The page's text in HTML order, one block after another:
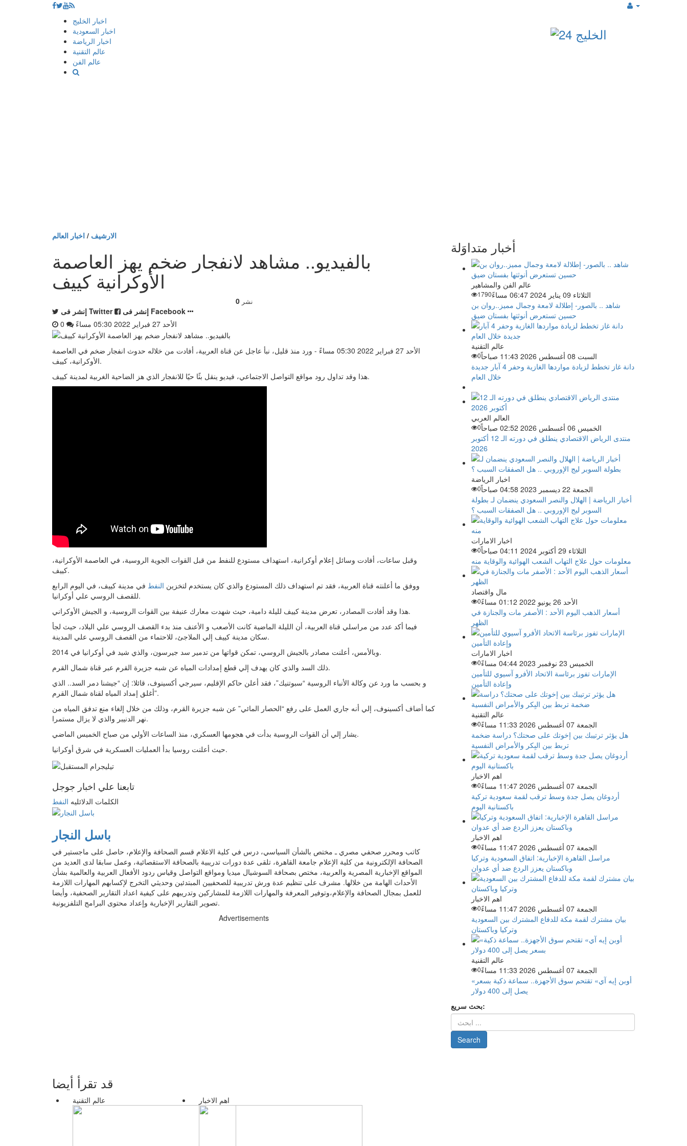
إذهب
المحتوى
اخبار الخليج
اخبار السعودية
اخبار الرياضة
عالم التقنية
عالم الفن
الارشيف / اخبار العالم
بالفيديو.. مشاهد لانفجار ضخم يهز العاصمة
الأوكرانية كييف
0 نشر
إنشر فى Twitter
إنشر فى Facebook
الأحد 27 فبراير 2022 05:30 مساءً
الأحد 27 فبراير 2022 05:30 مساءً - ورد منذ قليل، نبأ عاجل عن قناة العربية، أفادت من خلاله حدوث انفجار ضخم في العاصمة
الأوكرانية، كييف.
هذا وقد تداول رود مواقع التواصل الاجتماعي، فيديو ينقل بثًا حيًا للانفجار الذي هز الضاحية الغربية لمدينة كييف.
وقبل ساعات، أفادت وسائل إعلام أوكرانية، استهداف مستودع للنفط من قبل القوات الجوية الروسية، في العاصمة الأوكرانية،
كييف.
ووفق ما أعلنته قناة العربية، فقد تم استهداف ذلك المستودع والذي كان يستخدم لتخزين النفط في مدينة كييف، في اليوم الرابع
للقصف الروسي علي أوكرانيا.
هذا وقد أفادت المصادر، تعرض مدينة كييف لليلة دامية، حيث شهدت معارك عنيفة بين القوات الروسية، و الجيش الأوكراني.
فيما أكد عدد من مراسلي قناة العربية، أن الليلة الماضية كانت الأصعب و الأعنف منذ بدء القصف الروسي علي البلاد، حيث لجأ
سكان مدينة كييف إلي الملاجئ، للاحتماء من القصف الروسي علي المدينة.
وبالأمس، أعلنت مصادر بالجيش الروسي، تمكن قواتها من تدمير سد جيرسون، والذي شيد في أوكرانيا في 2014.
ذلك السد والذي كان يهدف إلي قطع إمدادات المياه عن شبه جزيرة القرم عبر قناة شمال القرم.
و بحسب ما ورد عن وكالة الأنباء الروسية “سبوتنيك”، فقد أعلن حاكم الإقليم، سيرجي أكسينوف، قائلا: إن “جيشنا دمر السد.. الذي
أغلق إمداد المياه لقناة شمال القرم”.
كما أضاف أكسينوف، إلي أنه جاري العمل على رفع “الحصار المائي” عن شبه جزيرة القرم، وذلك من خلال إلغاء منع تدفق المياه من
نهر الدنيبر والذي لا يزال مستمرا.
يشار إلي أن القوات الروسية بدأت في هجومها العسكري، منذ الساعات الأولي من صباح الخميس الماضي.
حيث أعلنت روسيا بدأ العمليات العسكرية في شرق أوكرانيا.
تابعنا علي اخبار جوجل
الكلمات الدلائليه النفط
باسل النجار
كاتب ومحرر صحفي مصري ـ مختص بالشأن السياسي، درس في كلية الاعلام قسم الصحافة والإعلام، حاصل على ماجستير في
الصحافة الإلكترونية من كلية الإعلام جامعة القاهرة، تلقى عدة دورات تدريبية بالصحافة الاستقصائية، وعمل سابقا لدى العديد من
المواقع الإخبارية المصرية والعربية، مختص بصحافة السوشيال ميديا ومواقع التواصل وقياس ردود الأفعال العربية والعالمية بشأن
الأحداث الهامة من خلالها. مشرف على تنظيم عدة ورش تدريبية للصحفيين المبتدئين وحديثي التخرج لإكسابهم المهارات اللازمة
للعمل بمجال الصحافة والإعلام،وتوفير المعرفة والمهارات اللازمة للمشاركين وتدريبهم على كيفية اعداد التقارير الصحفية، وأيضا
تصوير التقارير الإخبارية وإعداد محتوى البرامج التلفزيونية.
Advertisements
قد تقرأ أيضا
عالم التقنية اهم الاخبار
أخبار متداوَلة
عالم الفن والمشاهير
الثلاثاء 09 يناير 2024 06:47 مساءً
1790
شاهد .. بالصور- إطلالة لامعة وجمال مميز..روان بن
حسين تستعرض أنوثتها بفستان ضيق
عالم التقنية
السبت 08 أغسطس 2026 11:43 صباحاً
0
دانة غاز تخطط لزيادة مواردها الغازية وحفر 4 آبار جديدة
خلال العام
العالم العربي
الخميس 06 أغسطس 2026 02:52 صباحاً
0
منتدى الرياض الاقتصادي ينطلق في دورته الـ 12 أكتوبر
2026
اخبار الرياضة
الجمعة 22 ديسمبر 2023 04:58 صباحاً
0
أخبار الرياضة | الهلال والنصر السعودي ينضمان لـ بطولة
السوبر ليج الإوروبي .. هل الصفقات السبب ؟
اخبار الامارات
الثلاثاء 29 أكتوبر 2024 04:11 صباحاً
0
معلومات حول علاج التهاب الشعب الهوائية والوقاية منه
مال واقتصاد
الأحد 26 يونيو 2022 01:12 مساءً
0
أسعار الذهب اليوم الأحد : الأصفر مات والجنازة في
الظهر
اخبار الامارات
الخميس 23 نوفمبر 2023 04:44 مساءً
0
الإمارات تفوز برئاسة الاتحاد الأفرو آسيوي للتأمين
وإعادة التأمين
عالم التقنية
الجمعة 07 أغسطس 2026 11:33 مساءً
0
هل يؤثر ترتيبك بين إخوتك على صحتك؟ دراسة ضخمة
تربط بين البِكر والأمراض النفسية
اهم الاخبار
الجمعة 07 أغسطس 2026 11:47 مساءً
0
أردوغان يصل جدة وسط ترقب لقمة سعودية تركية
باكستانية اليوم
اهم الاخبار
الجمعة 07 أغسطس 2026 11:47 مساءً
0
مراسل القاهرة الإخبارية: اتفاق السعودية وتركيا
وباكستان يعزز الردع ضد أي عدوان
اهم الاخبار
الجمعة 07 أغسطس 2026 11:47 مساءً
0
بيان مشترك لقمة مكة للدفاع المشترك بين السعودية
وتركيا وباكستان
عالم التقنية
الجمعة 07 أغسطس 2026 11:33 مساءً
0
«أوبن إيه آي» تقتحم سوق الأجهزة.. سماعة ذكية بسعر
يصل إلى 400 دولار
بحث سريع: